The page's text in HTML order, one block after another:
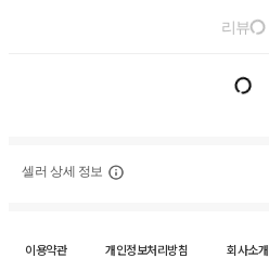
리뷰
셀러 상세 정보
이용약관 개인정보처리방침 회사소개